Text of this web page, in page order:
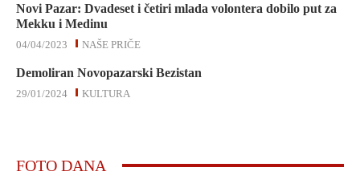
Novi Pazar: Dvadeset i četiri mlada volontera dobilo put za
Mekku i Medinu
NAŠE PRIČE
04/04/2023
Demoliran Novopazarski Bezistan
KULTURA
29/01/2024
FOTO DANA